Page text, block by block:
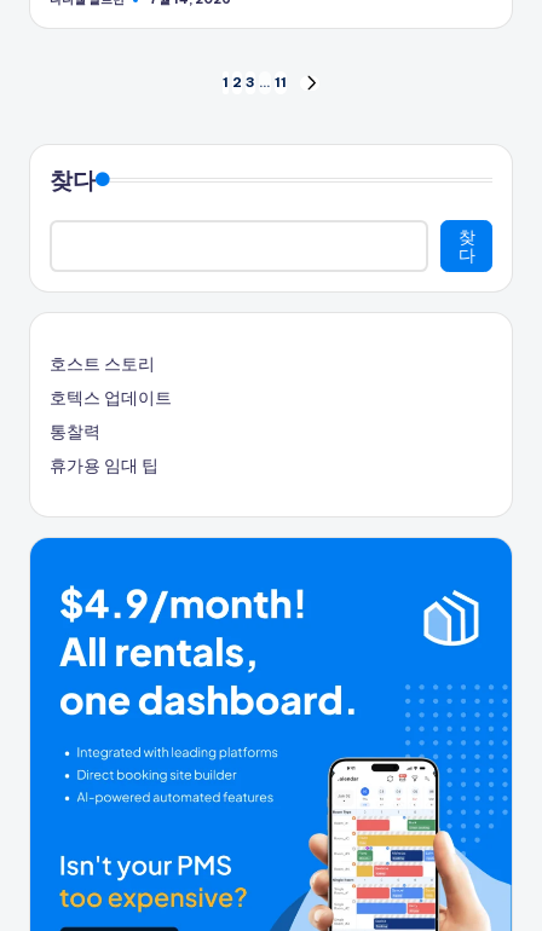
게
페
이
지
매
김
1 2 3 … 11
지
찾다
찾
다
호스트 스토리
호텍스 업데이트
통찰력
휴가용 임대 팁